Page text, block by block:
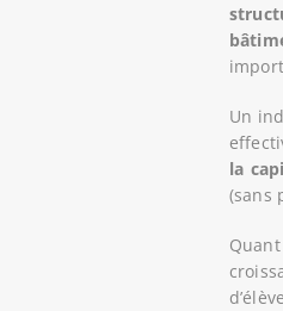
Un
la
(sans